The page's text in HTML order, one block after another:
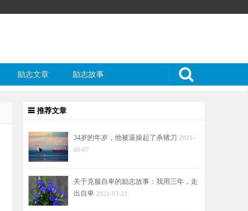
励志文章 励志故事
推荐文章
34岁的年岁，他被逼操起了杀猪刀 2021-
06-07
关于克服自卑的励志故事：我用三年，走
出自卑 2021-03-21